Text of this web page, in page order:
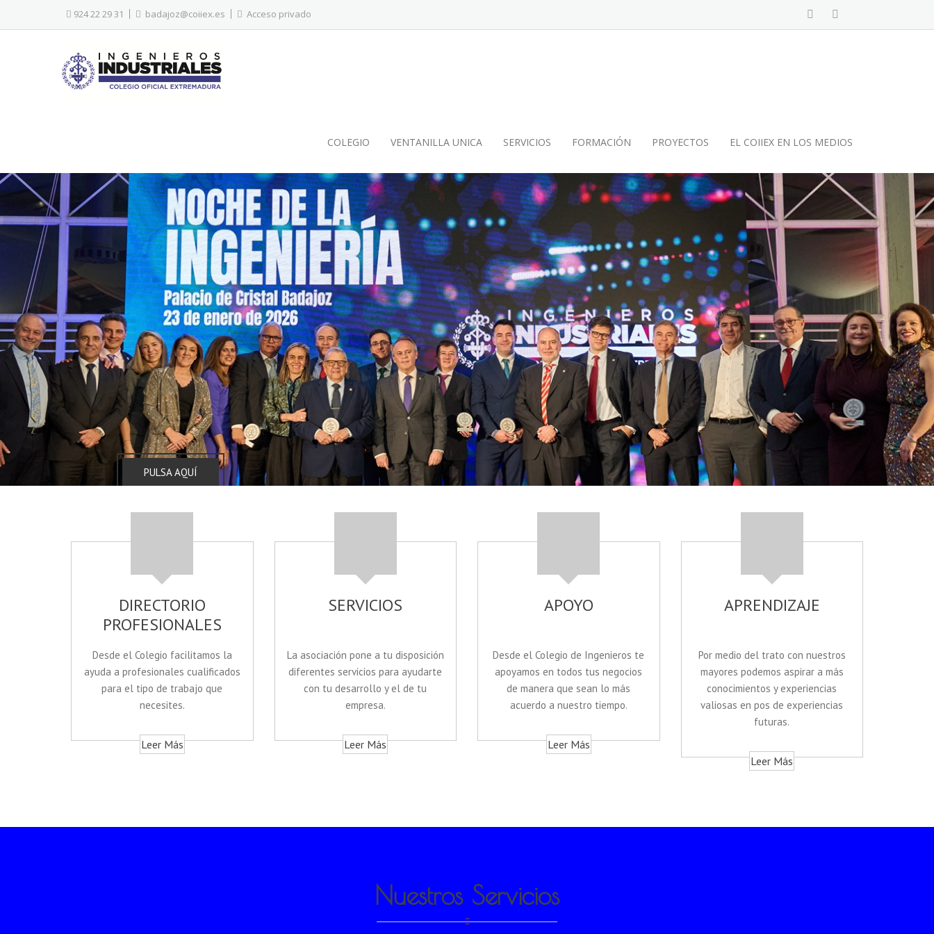
924 22 29 31 badajoz@coiiex.es Acceso privado
COLEGIO VENTANILLA UNICA SERVICIOS FORMACIÓN PROYECTOS EL COIIEX EN LOS MEDIOS
PULSA AQUÍ
DIRECTORIO
PROFESIONALES
Desde el Colegio facilitamos la
ayuda a profesionales cualificados
para el tipo de trabajo que
necesites.
Leer Más
SERVICIOS
La asociación pone a tu disposición
diferentes servicios para ayudarte
con tu desarrollo y el de tu
empresa.
Leer Más
APOYO
Desde el Colegio de Ingenieros te
apoyamos en todos tus negocios
de manera que sean lo más
acuerdo a nuestro tiempo.
Leer Más
APRENDIZAJE
Por medio del trato con nuestros
mayores podemos aspirar a más
conocimientos y experiencias
valiosas en pos de experiencias
futuras.
Leer Más
Nuestros Servicios